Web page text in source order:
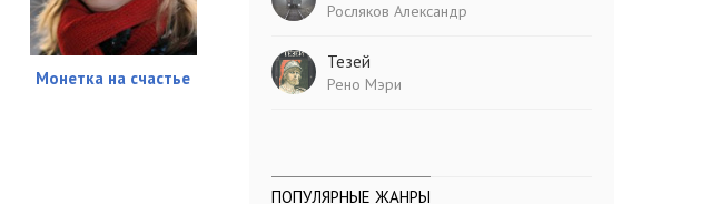
19:24
13:54
Монетка на счастье
Росляков Александр
Тезей
Рено Мэри
ПОПУЛЯРНЫЕ ЖАНРЫ